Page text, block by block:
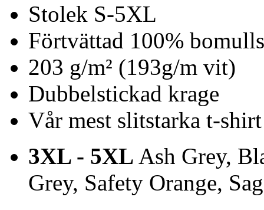
Stolek S-5XL
Förtvättad 100%
203 g/m² (193g/m vit)
Dubbelstickad krage
Vår mest slitstarka t-shirt
3XL - 5XL Ash Grey,
Grey, Safety Orange,